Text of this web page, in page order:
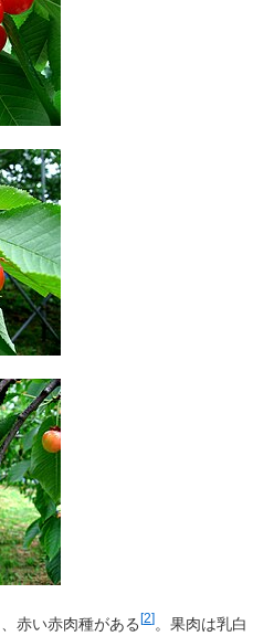
赤い赤肉種がある[2]。果肉は乳白